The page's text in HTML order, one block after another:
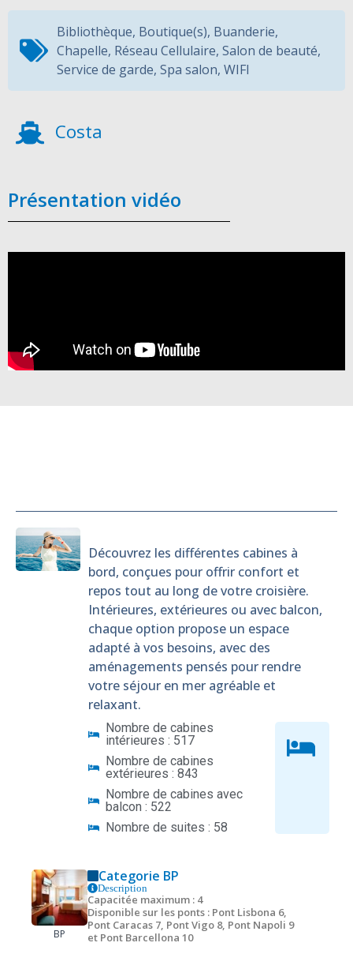
Bibliothèque, Boutique(s), Buanderie,
Chapelle, Réseau Cellulaire, Salon de beauté,
Service de garde, Spa salon, WIFI
Costa
Présentation vidéo
Découvrez les différentes cabines à
bord, conçues pour offrir confort et
repos tout au long de votre croisière.
Intérieures, extérieures ou avec balcon,
chaque option propose un espace
adapté à vos besoins, avec des
aménagements pensés pour rendre
votre séjour en mer agréable et
relaxant.
Nombre de cabines
intérieures : 517
Nombre de cabines
extérieures : 843
Nombre de cabines avec
balcon : 522
Nombre de suites : 58
BP
Categorie BP
Description
Capacitée maximum : 4
Disponible sur les ponts : Pont Lisbona 6,
Pont Caracas 7, Pont Vigo 8, Pont Napoli 9
et Pont Barcellona 10